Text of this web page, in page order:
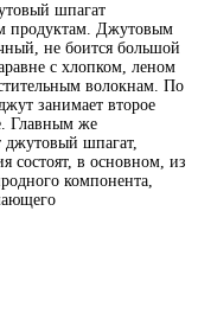
шпагат
продуктам. Джутовым
не боится большой
с хлопком, леном
волокнам. По
занимает второе
Главным же
джутовый шпагат,
состоят, в основном, из
компонента,